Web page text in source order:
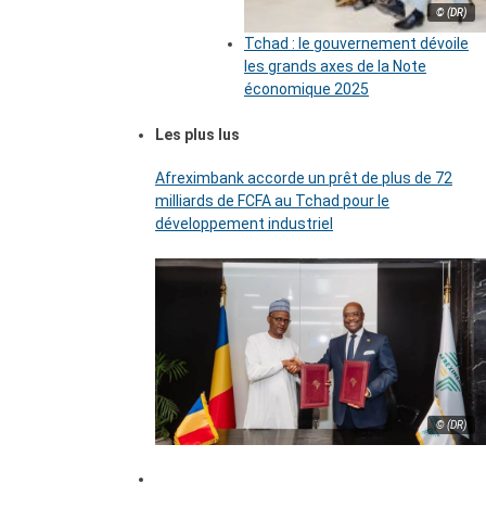
© (DR)
Tchad : le gouvernement dévoile
les grands axes de la Note
économique 2025
Les plus lus
Afreximbank accorde un prêt de plus de 72
milliards de FCFA au Tchad pour le
développement industriel
© (DR)